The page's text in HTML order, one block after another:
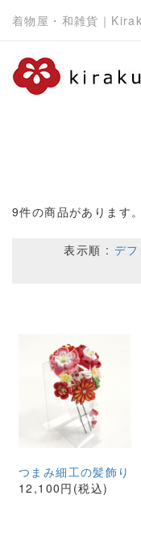
着物屋・和雑貨｜
9件の商品があります。
表示順 : デフ
つまみ細工の髪飾り
12,100円(税込)